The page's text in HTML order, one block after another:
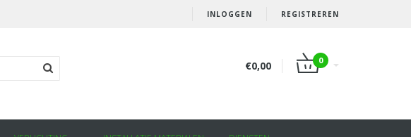
INLOGGEN REGISTREREN
€0,00 0